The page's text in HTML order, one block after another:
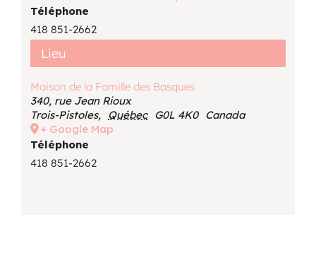
Lieu
Maison de la Famille des Basques
340, rue Jean Rioux
Trois-Pistoles, Québec G0L 4K0 Canada
+ Google Map
Téléphone
418 851-2662
Téléphone
418 851-2662